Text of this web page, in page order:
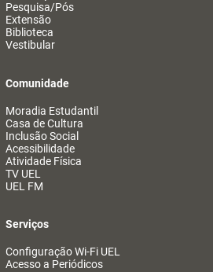
Pesquisa/Pós
Extensão
Biblioteca
Vestibular
Comunidade
Moradia Estudantil
Casa de Cultura
Inclusão Social
Acessibilidade
Atividade Física
TV UEL
UEL FM
Serviços
Configuração Wi-Fi UEL
Acesso a Periódicos